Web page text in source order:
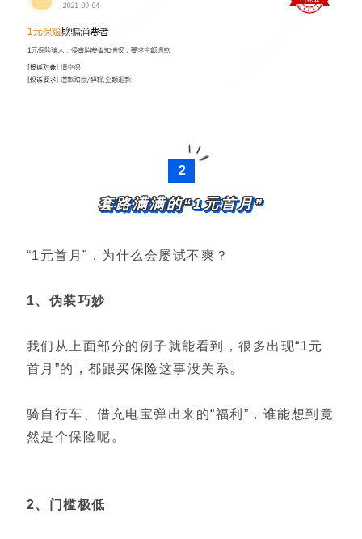
2
套路满满的“1元首月”
“1元首月”，为什么会屡试不爽？
1、伪装巧妙
我们从上面部分的例子就能看到，很多出现“1元
首月”的，都跟买保险这事没关系。
骑自行车、借充电宝弹出来的“福利”，谁能想到竟
然是个保险呢。
2、门槛极低